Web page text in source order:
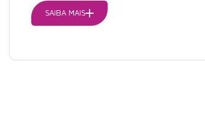
SAIBA MAIS